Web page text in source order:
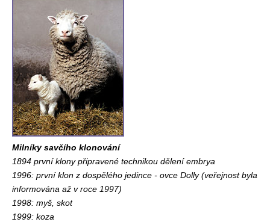
Milníky savčího klonování
1894 první klony připravené technikou dělení embrya
1996: první klon z dospělého jedince - ovce Dolly (veřejnost byla
informována až v roce 1997)
1998: myš, skot
1999: koza